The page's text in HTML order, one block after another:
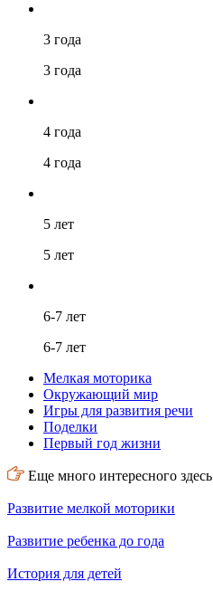
3 года
3 года
4 года
4 года
5 лет
5 лет
6-7 лет
6-7 лет
Мелкая моторика
Окружающий мир
Игры для развития речи
Поделки
Первый год жизни
Еще много интересного здесь
Развитие мелкой моторики
Развитие ребенка до года
История для детей